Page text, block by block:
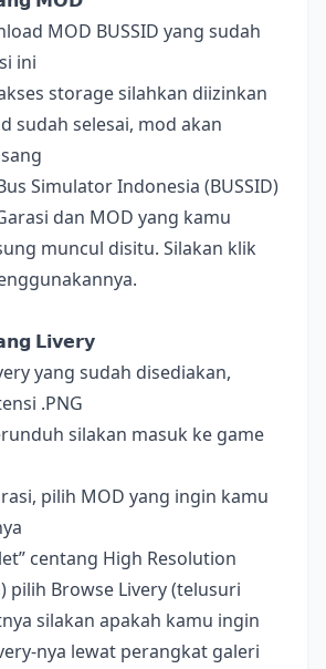
MOD BUSSID yang sudah
ini
storage silahkan diizinkan
sudah selesai, mod akan
Simulator Indonesia (BUSSID)
dan MOD yang kamu
muncul disitu. Silakan klik
𝗟𝗶𝘃𝗲𝗿𝘆
yang sudah disediakan,
.PNG
silakan masuk ke game
pilih MOD yang ingin kamu
centang High Resolution
pilih Browse Livery (telusuri
silakan apakah kamu ingin
nya lewat perangkat galeri